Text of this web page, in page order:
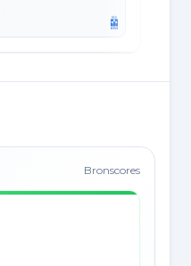
Bronscores